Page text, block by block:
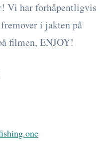
Vi har forhåpentligvis
i jakten på
filmen, ENJOY!